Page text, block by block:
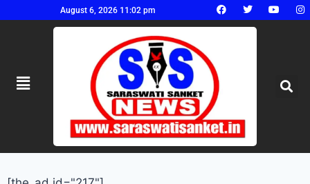
August 6, 2026 11:02 pm